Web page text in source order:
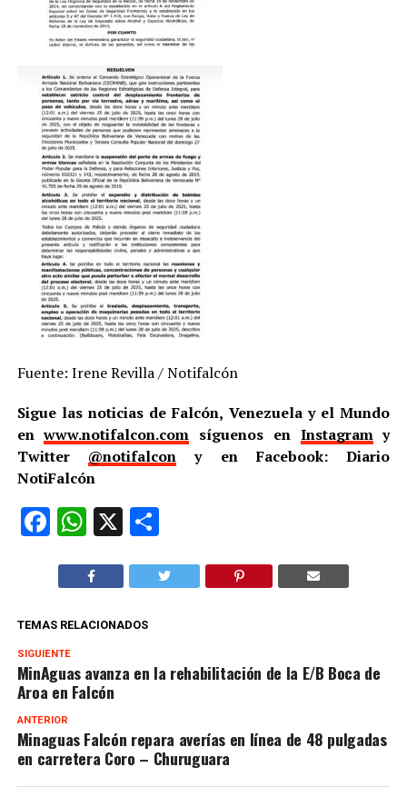
Fuente: Irene Revilla / Notifalcón
Sigue las noticias de Falcón, Venezuela y el Mundo
enwww.notifalcon.com síguenos en Instagramy
Twitter @notifalcon y en Facebook: Diario
NotiFalcón
Facebook
WhatsApp
X Compartir
TEMAS RELACIONADOS
SIGUIENTE
MinAguas avanza en la rehabilitación de la E/B Boca de
Aroa en Falcón
ANTERIOR
Minaguas Falcón repara averías en línea de 48 pulgadas
en carretera Coro – Churuguara